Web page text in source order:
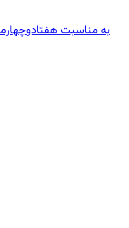
به مناسبت هفتادوچهارمین سالروز: